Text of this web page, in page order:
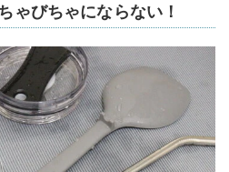
ゃびちゃにならない！